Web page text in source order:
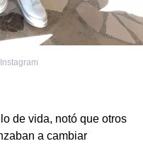
de vida, notó que otros
a cambiar